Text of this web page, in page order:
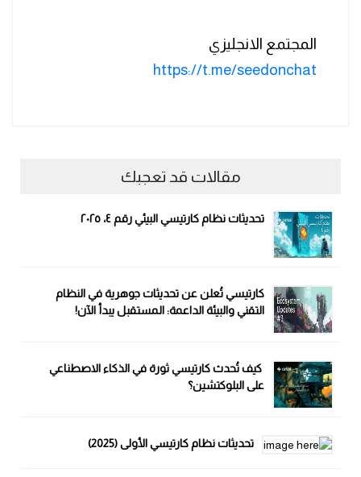
المجتمع الانجليزي
https://t.me/seedonchat
مقالات قد تعجبك
تحديثات نظام كارتيسي البيئي رقم ٤، ٢٠٢٥
كارتيسي تُعلن عن تحديثات جوهرية في النظام
التقني والبيئة الداعمة: المستقبل يبدأ الآن!
كيف تُحدث كارتيسي ثورة في الذكاء الاصطناعي
على البلوكتشين؟
تحديثات نظام كارتيسي الأولى (2025)